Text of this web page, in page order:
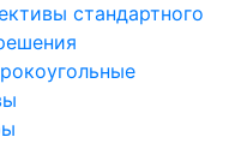
стандартного